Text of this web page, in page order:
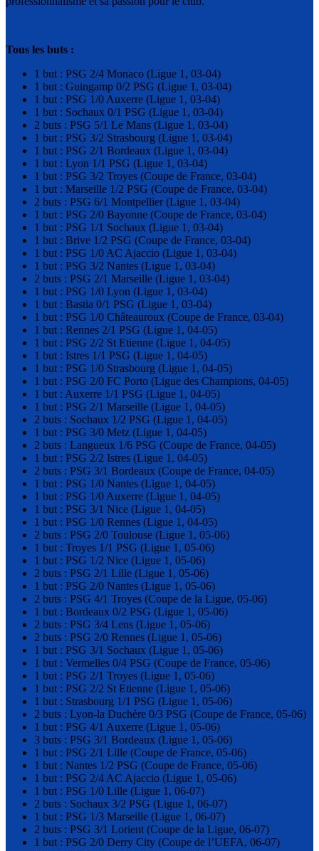
Tous les buts :
1 but : PSG 2/4 Monaco (Ligue 1, 03-04)
1 but : Guingamp 0/2 PSG (Ligue 1, 03-04)
1 but : PSG 1/0 Auxerre (Ligue 1, 03-04)
1 but : Sochaux 0/1 PSG (Ligue 1, 03-04)
2 buts : PSG 5/1 Le Mans (Ligue 1, 03-04)
1 but : PSG 3/2 Strasbourg (Ligue 1, 03-04)
1 but : PSG 2/1 Bordeaux (Ligue 1, 03-04)
1 but : Lyon 1/1 PSG (Ligue 1, 03-04)
1 but : PSG 3/2 Troyes (Coupe de France, 03-04)
1 but : Marseille 1/2 PSG (Coupe de France, 03-04)
2 buts : PSG 6/1 Montpellier (Ligue 1, 03-04)
1 but : PSG 2/0 Bayonne (Coupe de France, 03-04)
1 but : PSG 1/1 Sochaux (Ligue 1, 03-04)
1 but : Brive 1/2 PSG (Coupe de France, 03-04)
1 but : PSG 1/0 AC Ajaccio (Ligue 1, 03-04)
1 but : PSG 3/2 Nantes (Ligue 1, 03-04)
2 buts : PSG 2/1 Marseille (Ligue 1, 03-04)
1 but : PSG 1/0 Lyon (Ligue 1, 03-04)
1 but : Bastia 0/1 PSG (Ligue 1, 03-04)
1 but : PSG 1/0 Châteauroux (Coupe de France, 03-04)
1 but : Rennes 2/1 PSG (Ligue 1, 04-05)
1 but : PSG 2/2 St Etienne (Ligue 1, 04-05)
1 but : Istres 1/1 PSG (Ligue 1, 04-05)
1 but : PSG 1/0 Strasbourg (Ligue 1, 04-05)
1 but : PSG 2/0 FC Porto (Ligue des Champions, 04-05)
1 but : Auxerre 1/1 PSG (Ligue 1, 04-05)
1 but : PSG 2/1 Marseille (Ligue 1, 04-05)
2 buts : Sochaux 1/2 PSG (Ligue 1, 04-05)
1 but : PSG 3/0 Metz (Ligue 1, 04-05)
2 buts : Langueux 1/6 PSG (Coupe de France, 04-05)
1 but : PSG 2/2 Istres (Ligue 1, 04-05)
2 buts : PSG 3/1 Bordeaux (Coupe de France, 04-05)
1 but : PSG 1/0 Nantes (Ligue 1, 04-05)
1 but : PSG 1/0 Auxerre (Ligue 1, 04-05)
1 but : PSG 3/1 Nice (Ligue 1, 04-05)
1 but : PSG 1/0 Rennes (Ligue 1, 04-05)
2 buts : PSG 2/0 Toulouse (Ligue 1, 05-06)
1 but : Troyes 1/1 PSG (Ligue 1, 05-06)
1 but : PSG 1/2 Nice (Ligue 1, 05-06)
2 buts : PSG 2/1 Lille (Ligue 1, 05-06)
1 but : PSG 2/0 Nantes (Ligue 1, 05-06)
2 buts : PSG 4/1 Troyes (Coupe de la Ligue, 05-06)
1 but : Bordeaux 0/2 PSG (Ligue 1, 05-06)
2 buts : PSG 3/4 Lens (Ligue 1, 05-06)
2 buts : PSG 2/0 Rennes (Ligue 1, 05-06)
1 but : PSG 3/1 Sochaux (Ligue 1, 05-06)
1 but : Vermelles 0/4 PSG (Coupe de France, 05-06)
1 but : PSG 2/1 Troyes (Ligue 1, 05-06)
1 but : PSG 2/2 St Etienne (Ligue 1, 05-06)
1 but : Strasbourg 1/1 PSG (Ligue 1, 05-06)
2 buts : Lyon-la Duchère 0/3 PSG (Coupe de France, 05-06)
1 but : PSG 4/1 Auxerre (Ligue 1, 05-06)
3 buts : PSG 3/1 Bordeaux (Ligue 1, 05-06)
1 but : PSG 2/1 Lille (Coupe de France, 05-06)
1 but : Nantes 1/2 PSG (Coupe de France, 05-06)
1 but : PSG 2/4 AC Ajaccio (Ligue 1, 05-06)
1 but : PSG 1/0 Lille (Ligue 1, 06-07)
2 buts : Sochaux 3/2 PSG (Ligue 1, 06-07)
1 but : PSG 1/3 Marseille (Ligue 1, 06-07)
2 buts : PSG 3/1 Lorient (Coupe de la Ligue, 06-07)
1 but : PSG 2/0 Derry City (Coupe de l’UEFA, 06-07)